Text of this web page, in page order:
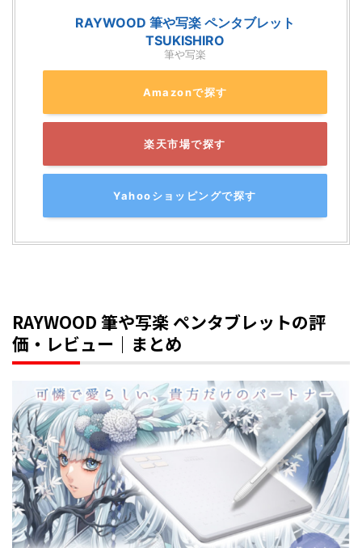
RAYWOOD 筆や写楽 ペンタブレット
TSUKISHIRO
筆や写楽
Amazonで探す
楽天市場で探す
Yahooショッピングで探す
RAYWOOD 筆や写楽 ペンタブレットの評
価・レビュー｜まとめ